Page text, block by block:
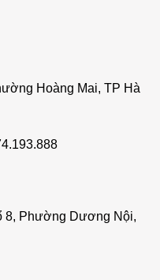
Hoàng Mai, TP Hà
8, Phường Dương Nội,